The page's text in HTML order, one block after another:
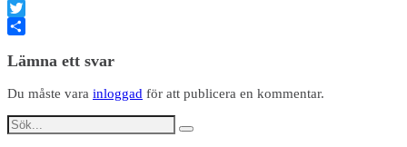
Facebook
Twitter
Lämna ett svar
Du måste vara inloggad för att publicera en kommentar.